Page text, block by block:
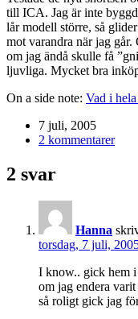
till ICA. Jag är inte
lår modell större, så
mot varandra när jag
om jag ändå skulle få
ljuvliga. Mycket bra
On a side note: Vad i
7 juli, 2005
2 kommentarer
2 svar
Hanna
torsdag, 7 juli,
I know.. gick hem i
om jag endera
så roligt gick jag